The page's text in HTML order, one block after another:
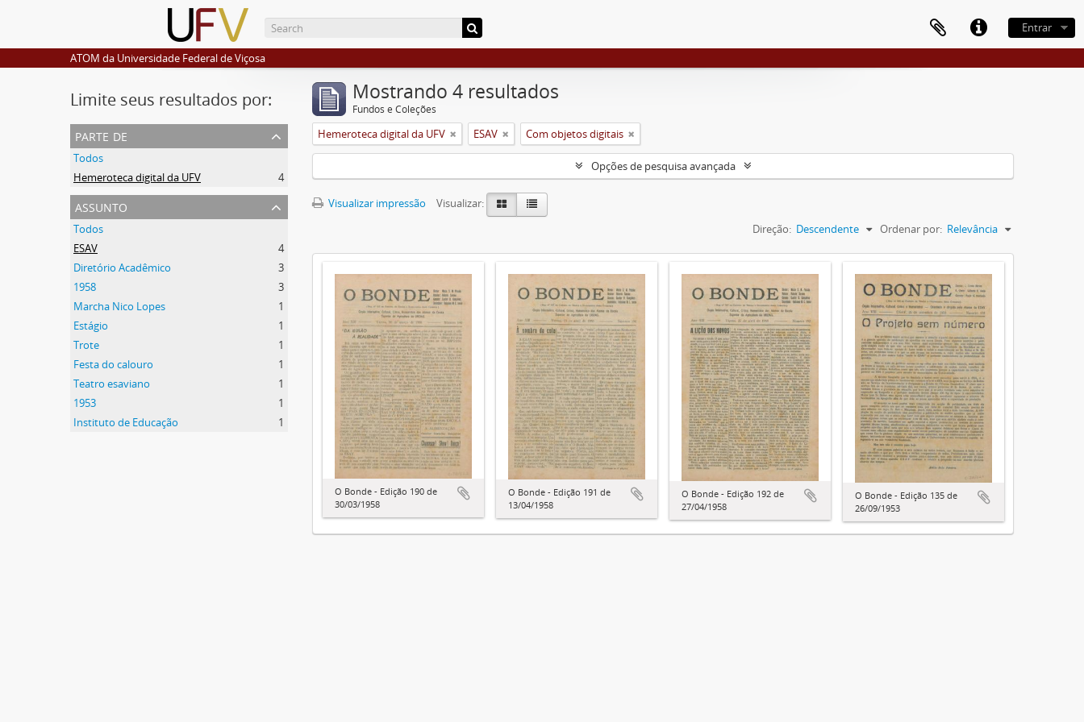
Entrar
ATOM da Universidade Federal de Viçosa
Limite seus resultados por:
parte de
Todos
Hemeroteca digital da UFV
4
assunto
Todos
ESAV
4
Diretório Acadêmico
3
1958
3
Marcha Nico Lopes
1
Estágio
1
Trote
1
Festa do calouro
1
Teatro esaviano
1
1953
1
Instituto de Educação
1
Mostrando 4 resultados
Fundos e Coleções
Hemeroteca digital da UFV ESAV Com objetos digitais
Opções de pesquisa avançada
Visualizar impressão
Visualizar:
Ordenar por: Relevância
Direção: Descendente
O Bonde - Edição 190 de
30/03/1958
O Bonde - Edição 191 de
13/04/1958
O Bonde - Edição 192 de
27/04/1958
O Bonde - Edição 135 de
26/09/1953